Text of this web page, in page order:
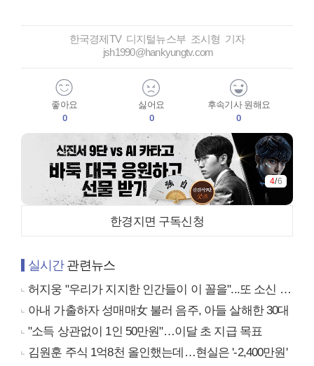
한국경제TV 디지털뉴스부 조시형 기자
jsh1990@hankyungtv.com
좋아요
0
싫어요
0
후속기사 원해요
0
4/6
한경지면 구독신청
실시간관련뉴스
허지웅 "우리가 지지한 인간들이 이 꼴을"...또 소신 발언
아내 가출하자 성매매女 불러 음주, 아들 살해한 30대
"소득 상관없이 1인 50만원"…이달 초 지급 목표
김원훈 주식 1억8천 올인했는데…현실은 '-2,400만원'